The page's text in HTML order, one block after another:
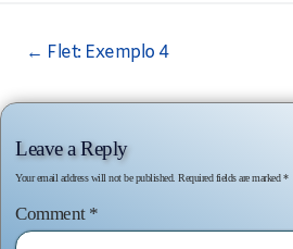
Post
← Flet: Exemplo 4
Leave a Reply
Your email address will not be published. Required fields are marked*
Comment *